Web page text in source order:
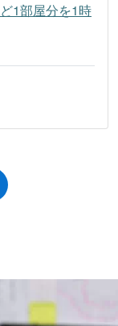
1部屋分を1時